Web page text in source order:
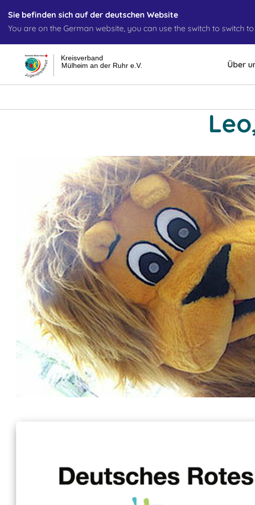
Sie befinden sich auf der deutschen Website
You are on the German website, you can use the switch to switch
Mülheim an der Ruhr e.V.
Kreisverband
Über